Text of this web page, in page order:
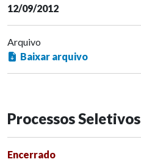
12/09/2012
Arquivo
Baixar arquivo
Processos Seletivos
Encerrado